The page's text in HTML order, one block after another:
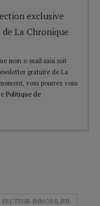
exclusive
La Chronique
mon e-mail saisi soit
gratuite de La
vous pourrez vous
Politique de
SECTEUR IMMOBILIER